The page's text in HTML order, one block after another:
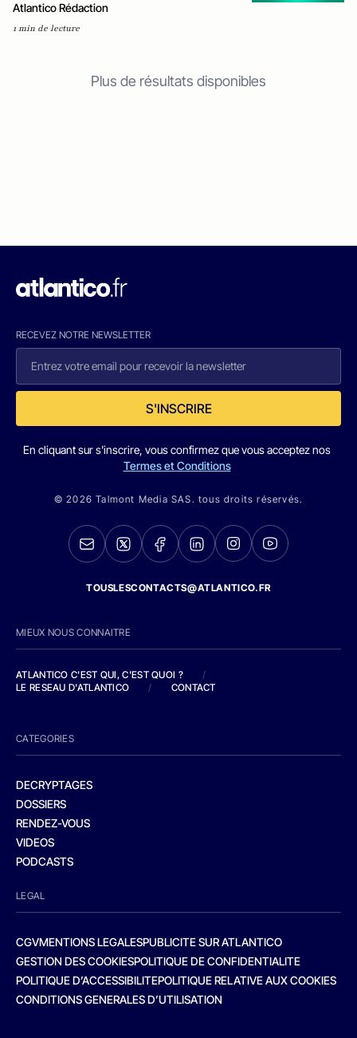
Atlantico Rédaction
1 min de lecture
Plus de résultats disponibles
RECEVEZ NOTRE NEWSLETTER
S'INSCRIRE
En cliquant sur s'inscrire, vous confirmez que vous acceptez nos
Termes et Conditions
© 2026 Talmont Media SAS. tous droits réservés.
TOUSLESCONTACTS@ATLANTICO.FR
MIEUX NOUS CONNAITRE
ATLANTICO C'EST QUI, C'EST QUOI ?
/
LE RESEAU D'ATLANTICO
/ CONTACT
CATEGORIES
DECRYPTAGES
DOSSIERS
RENDEZ-VOUS
VIDEOS
PODCASTS
LEGAL
CGVMENTIONS LEGALESPUBLICITE SUR ATLANTICO
GESTION DES COOKIESPOLITIQUE DE CONFIDENTIALITE
POLITIQUE D’ACCESSIBILITEPOLITIQUE RELATIVE AUX COOKIES
CONDITIONS GENERALES D’UTILISATION